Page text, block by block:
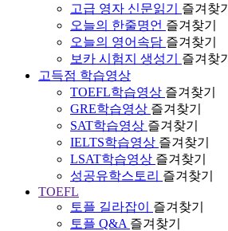
고급 영자 신문읽기
즐겨찾기
오늘의 한줄명언 즐겨찾기
오늘의 영어속담 즐겨찾기
보카 시험지 생성기
즐겨찾기
고득점 학습영상
TOEFL학습영상 즐겨찾기
GRE학습영상 즐겨찾기
SAT학습영상 즐겨찾기
IELTS학습영상 즐겨찾기
LSAT학습영상 즐겨찾기
성공유학스토리 즐겨찾기
TOEFL
토플 길라잡이
즐겨찾기
토플 Q&A 즐겨찾기